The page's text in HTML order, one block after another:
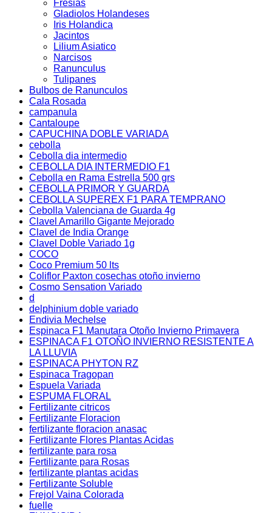
Fresias
Gladiolos Holandeses
Iris Holandica
Jacintos
Lilium Asiatico
Narcisos
Ranunculus
Tulipanes
Bulbos de Ranunculos
Cala Rosada
campanula
Cantaloupe
CAPUCHINA DOBLE VARIADA
cebolla
Cebolla dia intermedio
CEBOLLA DIA INTERMEDIO F1
Cebolla en Rama Estrella 500 grs
CEBOLLA PRIMOR Y GUARDA
CEBOLLA SUPEREX F1 PARA TEMPRANO
Cebolla Valenciana de Guarda 4g
Clavel Amarillo Gigante Mejorado
Clavel de India Orange
Clavel Doble Variado 1g
COCO
Coco Premium 50 lts
Coliflor Paxton cosechas otoño invierno
Cosmo Sensation Variado
d
delphinium doble variado
Endivia Mechelse
Espinaca F1 Manutara Otoño Invierno Primavera
ESPINACA F1 OTOÑO INVIERNO RESISTENTE A
LA LLUVIA
ESPINACA PHYTON RZ
Espinaca Tragopan
Espuela Variada
ESPUMA FLORAL
Fertilizante citricos
Fertilizante Floracion
fertilizante floracion anasac
Fertilizante Flores Plantas Acidas
fertilizante para rosa
Fertilizante para Rosas
fertilizante plantas acidas
Fertilizante Soluble
Frejol Vaina Colorada
fuelle